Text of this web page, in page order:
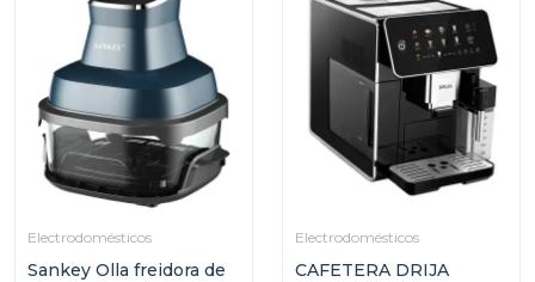
Electrodomésticos
Sankey Olla freidora de
Electrodomésticos
CAFETERA DRIJA